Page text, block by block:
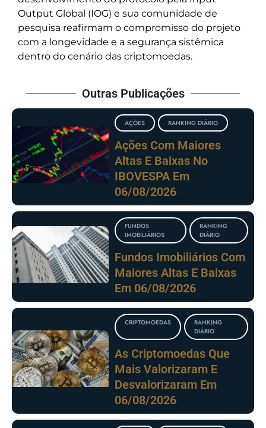
Output Global (IOG) e sua comunidade de
pesquisa reafirmam o compromisso do projeto
com a longevidade e a segurança sistêmica
dentro do cenário das criptomoedas.
Outras Publicações
AÇÕES RANKING DIÁRIO
Ações Com Maiores
Altas E Baixas No
IBOVESPA Em
06/08/2026
FUNDOS
IMOBILIÁRIOS
RANKING
DIÁRIO
Fundos Imobiliários Com
Maiores Altas E Baixas
Em 06/08/2026
CRIPTOMOEDAS
RANKING
DIÁRIO
As Criptomoedas Que
Mais Valorizaram E
Desvalorizaram Em
06/08/2026